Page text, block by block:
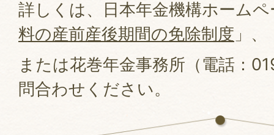
詳しくは、日本年金機構ホーム
料の産前産後期間の免除制度 」、
または花巻年金事務所（電話：
問合わせください。